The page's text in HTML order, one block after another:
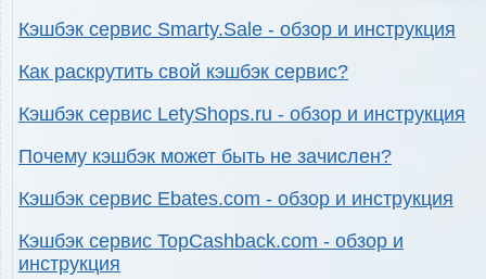
Кэшбэк сервис Smarty.Sale - обзор и инструкция
Как раскрутить свой кэшбэк сервис?
Кэшбэк сервис LetyShops.ru - обзор и инструкция
Почему кэшбэк может быть не зачислен?
Кэшбэк сервис Ebates.com - обзор и инструкция
Кэшбэк сервис TopCashback.com - обзор и
инструкция